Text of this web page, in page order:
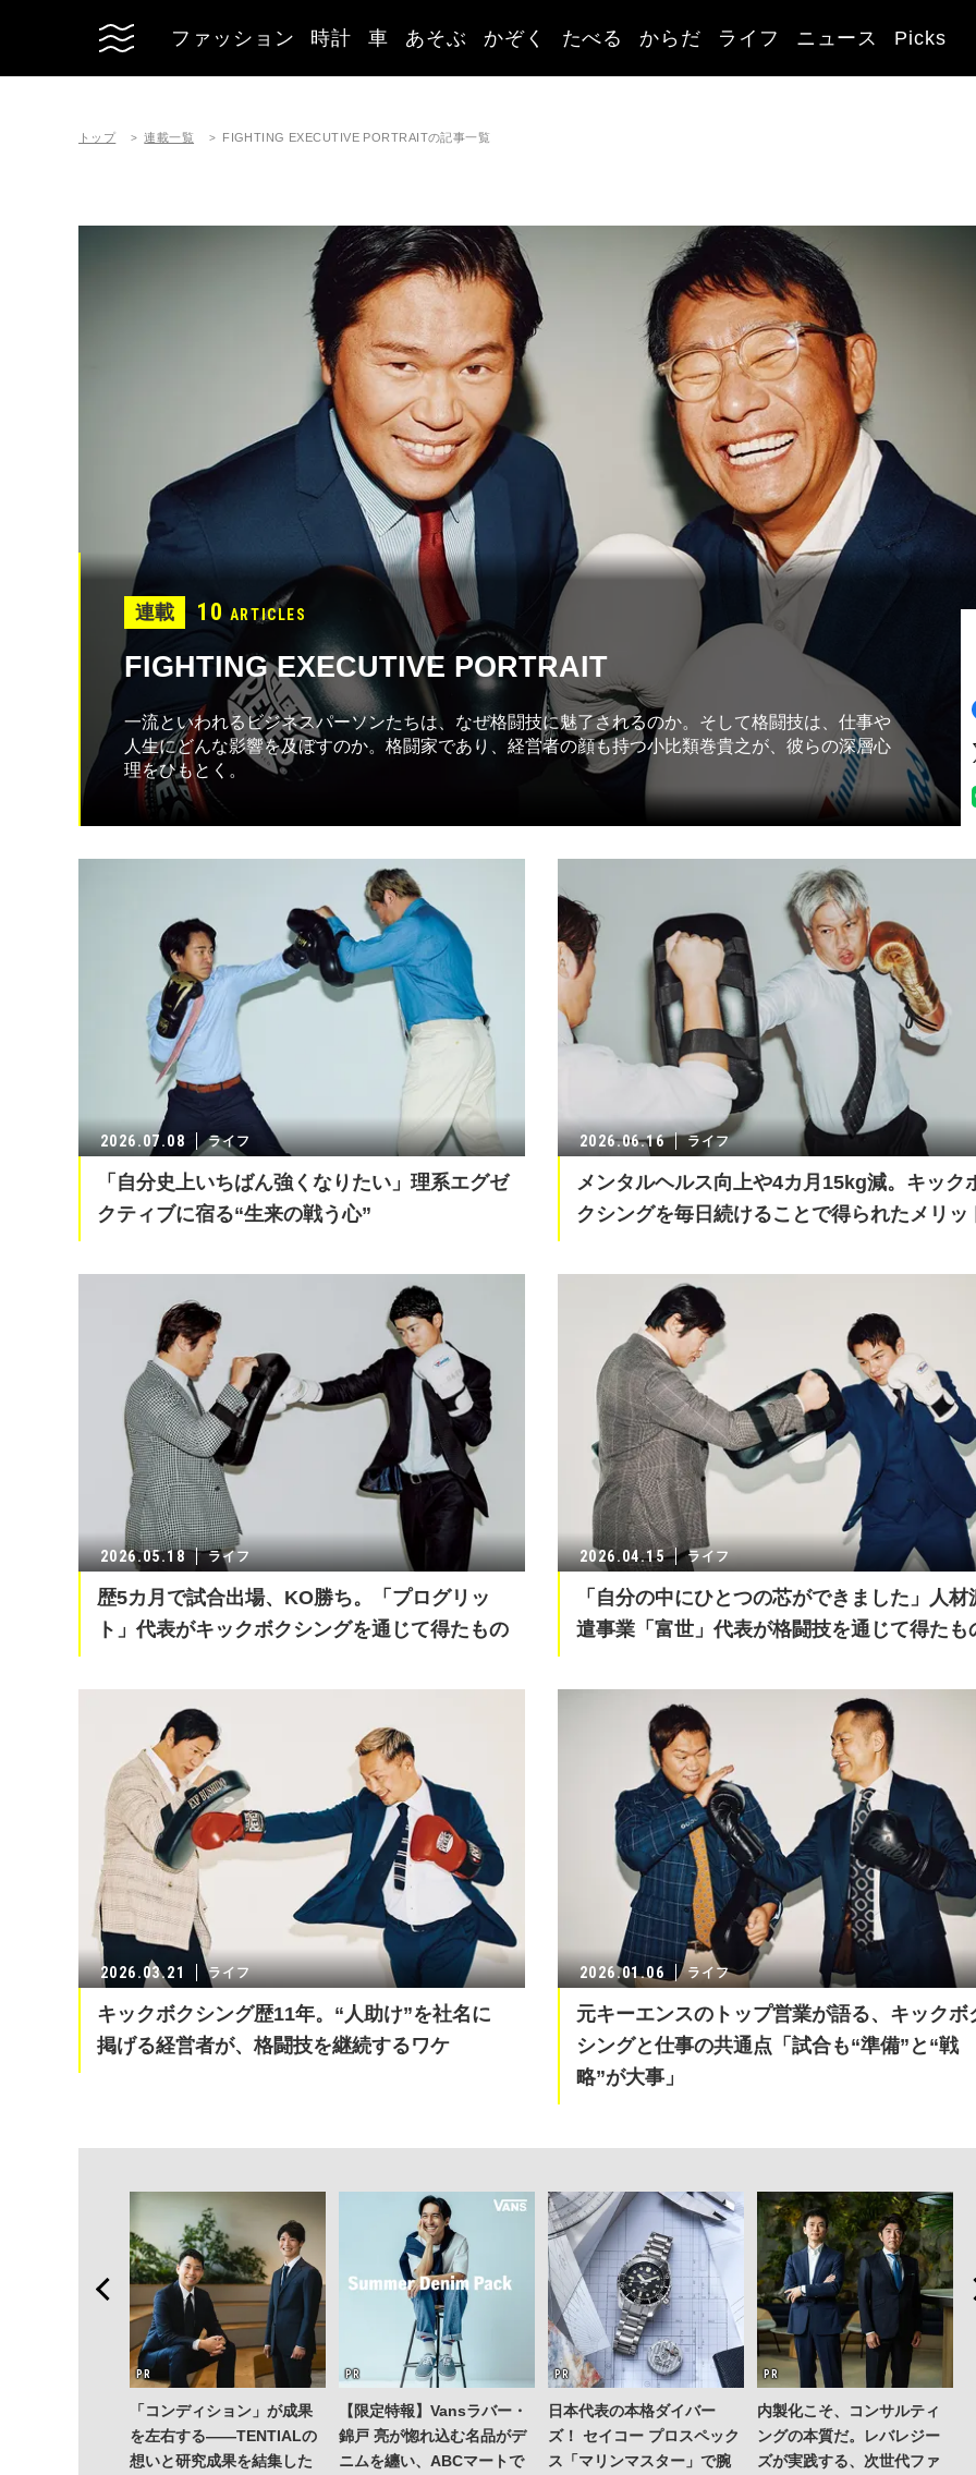
ファッション 時計 車 あそぶ かぞく たべる からだ ライフ ニュース Picks
トップ 連載一覧 FIGHTING EXECUTIVE PORTRAITの記事一覧
連載 10 ARTICLES
FIGHTING EXECUTIVE PORTRAIT
一流といわれるビジネスパーソンたちは、なぜ格闘技に魅了されるのか。そして格闘技は、仕事や
人生にどんな影響を及ぼすのか。格闘家であり、経営者の顔も持つ小比類巻貴之が、彼らの深層心
理をひもとく。
2026.07.08 ライフ
「自分史上いちばん強くなりたい」理系エグゼ
クティブに宿る“生来の戦う心”
2026.06.16 ライフ
メンタルヘルス向上や4カ月15kg減。キック
クシングを毎日続けることで得られたメリッ
2026.05.18 ライフ
歴5カ月で試合出場、KO勝ち。「プログリッ
ト」代表がキックボクシングを通じて得たもの
2026.04.15 ライフ
「自分の中にひとつの芯ができました」人材
遣事業「富世」代表が格闘技を通じて得たも
2026.03.21 ライフ
キックボクシング歴11年。“人助け”を社名に
掲げる経営者が、格闘技を継続するワケ
2026.01.06 ライフ
元キーエンスのトップ営業が語る、キックボ
シングと仕事の共通点「試合も“準備”と“戦
略”が大事」
「コンディション」が成果
を左右する——TENTIALの
想いと研究成果を結集した
【限定特報】Vansラバー・
錦戸 亮が惚れ込む名品がデ
ニムを纏い、ABCマートで
日本代表の本格ダイバー
ズ！ セイコー プロスペック
ス「マリンマスター」で腕
内製化こそ、コンサルティ
ングの本質だ。レバレジー
ズが実践する、次世代ファ